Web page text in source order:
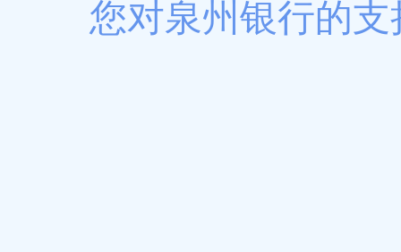
您对泉州银行的